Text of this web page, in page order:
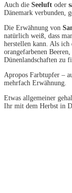
Auch die Seeluft oder
Dänemark verbunden,
Die Erwähnung von
natürlich weiß, dass
herstellen kann. Als ich
orangefarbenen
Dünenlandschaften zu
Apropos Farbtupfer –
mehrfach Erwähnung.
Etwas allgemeiner
Ihr mit dem Herbst in